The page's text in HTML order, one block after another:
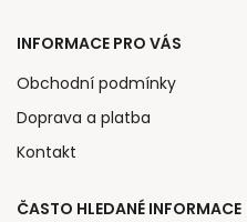
INFORMACE PRO VÁS
Obchodní podmínky
Doprava a platba
Kontakt
ČASTO HLEDANÉ INFORMACE